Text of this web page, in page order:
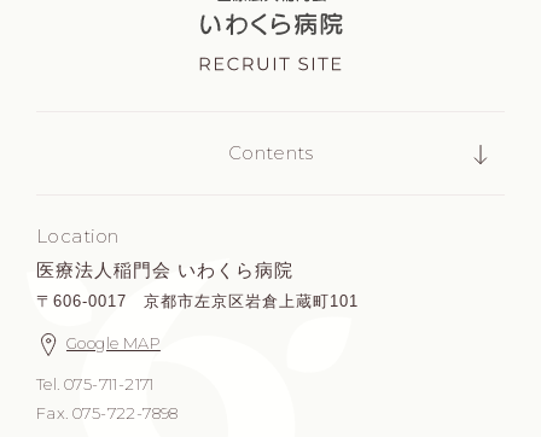
Contents
Location
医療法人稲門会 いわくら病院
〒606-0017 京都市左京区岩倉上蔵町101
Google MAP
Tel. 075-711-2171
Fax. 075-722-7898